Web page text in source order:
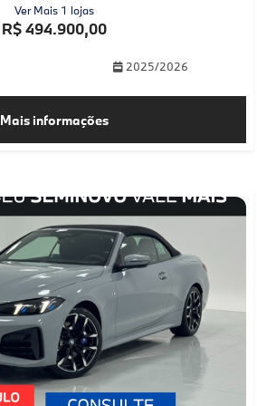
Ver Mais 1 lojas
R$ 494.900,00
2025/2026
Mais informações